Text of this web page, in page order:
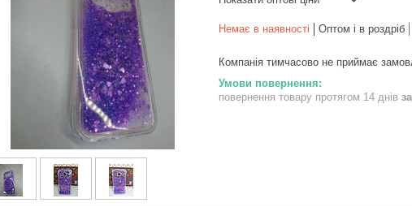
Немає в наявності Оптом і в роздріб
Компанія тимчасово не приймає
повернення товару протягом 14 днів